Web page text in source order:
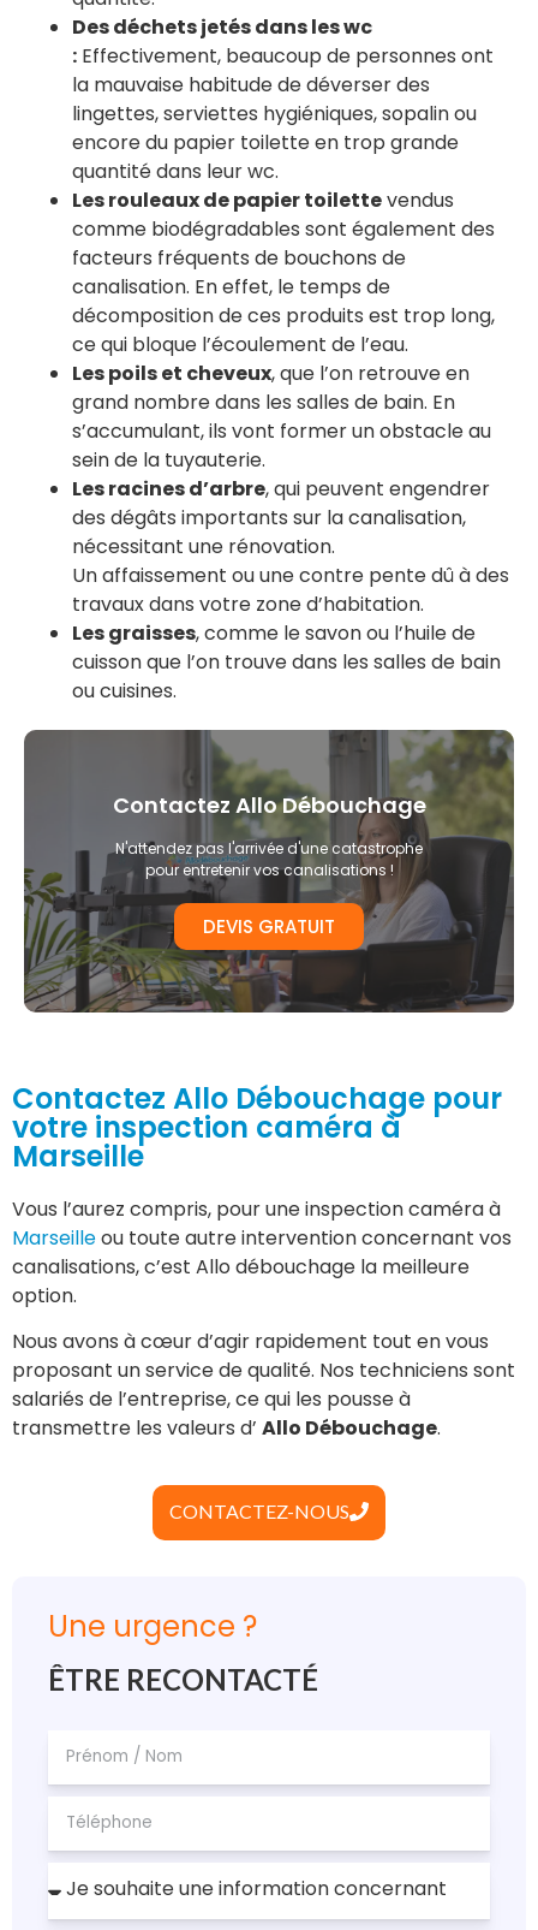
Des déchets jetés dans les wc
: Effectivement, beaucoup de personnes ont
la mauvaise habitude de déverser des
lingettes, serviettes hygiéniques, sopalin ou
encore du papier toilette en trop grande
quantité dans leur wc.
Les rouleaux de papier toilettevendus
comme biodégradables sont également des
facteurs fréquents de bouchons de
canalisation. En effet, le temps de
décomposition de ces produits est trop long,
ce qui bloque l’écoulement de l’eau.
Les poils et cheveux, que l’on retrouve en
grand nombre dans les salles de bain. En
s’accumulant, ils vont former un obstacle au
sein de la tuyauterie.
Les racines d’arbre, qui peuvent engendrer
des dégâts importants sur la canalisation,
nécessitant une rénovation.
Un affaissement ou une contre pente dû à des
travaux dans votre zone d’habitation.
Les graisses, comme le savon ou l’huile de
cuisson que l’on trouve dans les salles de bain
ou cuisines.
Contactez Allo Débouchage
N'attendez pas l'arrivée d'une catastrophe
pour entretenir vos canalisations !
DEVIS GRATUIT
Contactez Allo Débouchage pour
votre inspection caméra à
Marseille
Vous l’aurez compris, pour une inspection caméra à
Marseilleou toute autre intervention concernant vos
canalisations, c’est Allo débouchage la meilleure
option.
Nous avons à cœur d’agir rapidement tout en vous
proposant un service de qualité. Nos techniciens sont
salariés de l’entreprise, ce qui les pousse à
transmettre les valeurs d’ Allo Débouchage.
CONTACTEZ-NOUS
Une urgence ?
ÊTRE RECONTACTÉ